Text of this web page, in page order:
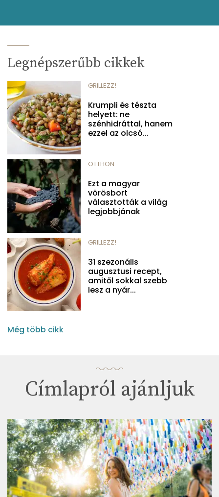
Legnépszerűbb cikkek
GRILLEZZ!
Krumpli és tészta
helyett: ne
szénhidráttal, hanem
ezzel az olcsó...
OTTHON
Ezt a magyar
vörösbort
választották a világ
legjobbjának
GRILLEZZ!
31 szezonális
augusztusi recept,
amitől sokkal szebb
lesz a nyár...
Még több cikk
Címlapról ajánljuk